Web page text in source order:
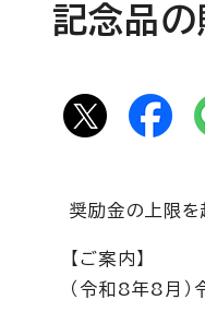
記念品の
奨励金の上限を
【ご案内】
（令和8年8月）